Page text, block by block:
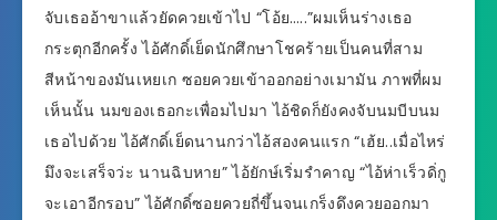
จับเธออ้าขาแล้วยัดควยเข้าไป “โอ้ย…..”ผมเห็นร่างเธอ
กระตุกอีกครั้ง ไอ้ศักดิ์เย็ดนักศึกษาโชคร้ายเป็นคนที่สาม
สีหน้าของมันเหยเก ซอยควยเข้าออกอย่างเมามัน ภาพที่ผม
เห็นนั้น นมของเธอกะเพื่อมไปมา ไอ้ชิดก็ยังคงจับนมบีบนม
เธอไปด้วย ไอ้ศักดิ์เย็ดนานกว่าไอ้สองคนแรก “เฮ้ย..เมื่อไหร่
มึงจะเสร็จว่ะ นานฉิบหาย” ไอ้ยักษ์เริ่มรำคาญ “ไอ้ห่าเร็วดิ่กู
จะเอาอีกรอบ” ไอ้ศักดิ์ซอยควยถี่ขึ้นจนเกร็งดึงควยออกมา